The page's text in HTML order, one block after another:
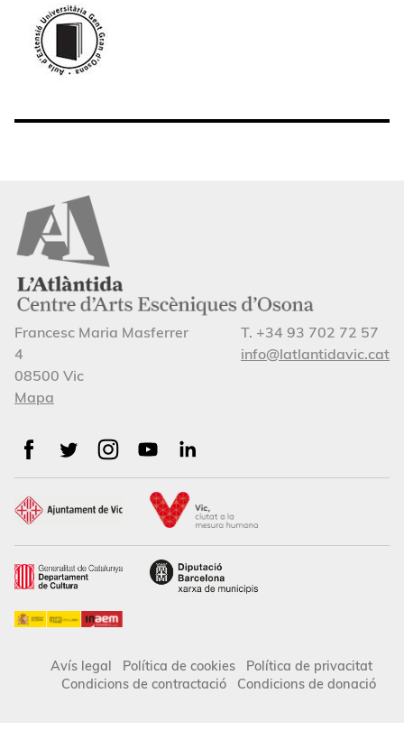
Francesc Maria Masferrer
4
08500 Vic
Mapa
T. +34 93 702 72 57
info@latlantidavic.cat
Avís legal Política de cookies
Política de privacitat
Condicions de contractació
Condicions de donació